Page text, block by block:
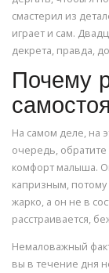
смастерил из
играет и сам.
декрета, правда,
Почему
На самом деле, на
очередь,
комфорт малыша.
капризным,
жарко, а он не в
расстраивается,
Немаловажный
вы в течение дня